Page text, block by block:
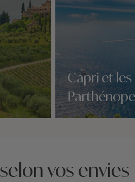
Capri et
Parthénope
vos envies